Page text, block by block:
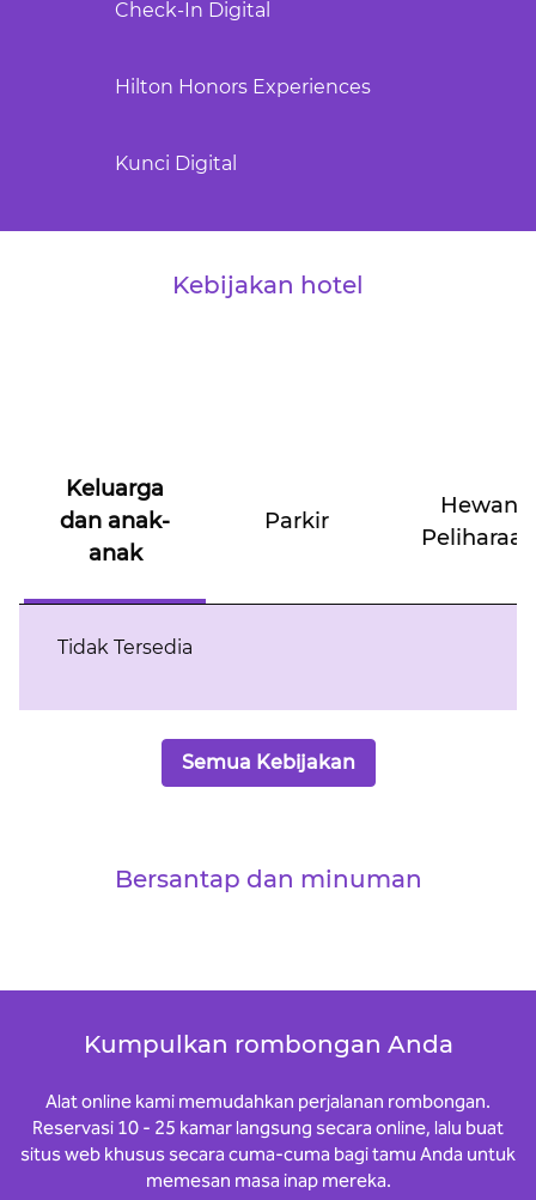
Check-In Digital
Hilton Honors Experiences
Kunci Digital
Kebijakan hotel
Keluarga
dan anak-
anak
Parkir
Hewan
Peliharaan
Tidak Tersedia
Semua Kebijakan
Bersantap dan minuman
Kumpulkan rombongan Anda
Alat online kami memudahkan perjalanan rombongan.
Reservasi 10 - 25 kamar langsung secara online, lalu buat
situs web khusus secara cuma-cuma bagi tamu Anda untuk
memesan masa inap mereka.